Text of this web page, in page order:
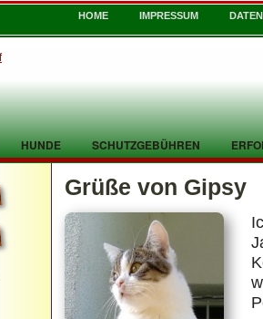
HOME IMPRESSUM
HUNDE SCHUTZGEBÜHREN
KONTAKT Grüße von Gipsy